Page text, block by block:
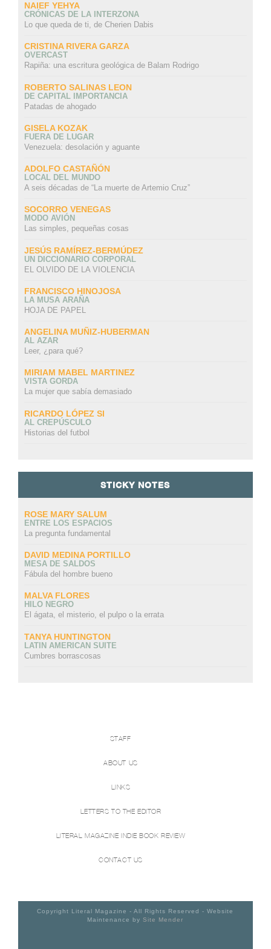
NAIEF YEHYA
CRÓNICAS DE LA INTERZONA
Lo que queda de ti, de Cherien Dabis
CRISTINA RIVERA GARZA
OVERCAST
Rapiña: una escritura geológica de Balam Rodrigo
ROBERTO SALINAS LEON
DE CAPITAL IMPORTANCIA
Patadas de ahogado
GISELA KOZAK
FUERA DE LUGAR
Venezuela: desolación y aguante
ADOLFO CASTAÑÓN
LOCAL DEL MUNDO
A seis décadas de “La muerte de Artemio Cruz”
SOCORRO VENEGAS
MODO AVIÓN
Las simples, pequeñas cosas
JESÚS RAMÍREZ-BERMÚDEZ
UN DICCIONARIO CORPORAL
EL OLVIDO DE LA VIOLENCIA
FRANCISCO HINOJOSA
LA MUSA ARAÑA
HOJA DE PAPEL
ANGELINA MUÑIZ-HUBERMAN
AL AZAR
Leer, ¿para qué?
MIRIAM MABEL MARTINEZ
VISTA GORDA
La mujer que sabía demasiado
RICARDO LÓPEZ SI
AL CREPÚSCULO
Historias del futbol
STICKY NOTES
ROSE MARY SALUM
ENTRE LOS ESPACIOS
La pregunta fundamental
DAVID MEDINA PORTILLO
MESA DE SALDOS
Fábula del hombre bueno
MALVA FLORES
HILO NEGRO
El ágata, el misterio, el pulpo o la errata
TANYA HUNTINGTON
LATIN AMERICAN SUITE
Cumbres borrascosas
STAFF
ABOUT US
LINKS
LETTERS TO THE EDITOR
LITERAL MAGAZINE INDIE BOOK REVIEW
CONTACT US
Copyright Literal Magazine - All Rights Reserved - Website
Maintenance bySite Mender